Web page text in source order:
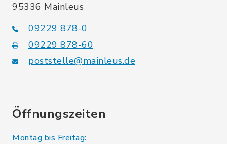
95336 Mainleus
09229 878-0
09229 878-60
poststelle@mainleus.de
Öffnungszeiten
Montag bis Freitag: